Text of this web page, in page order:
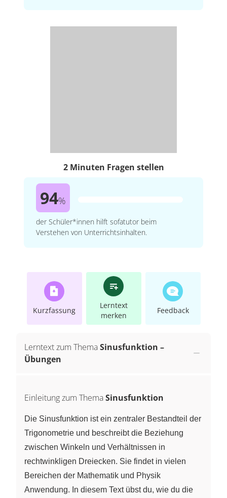
2 Minuten Fragen stellen
94%
der Schüler*innen hilft sofatutor beim
Verstehen von Unterrichtsinhalten.
Kurzfassung
Lerntext
merken
Feedback
Lerntext zum ThemaSinusfunktion –
Übungen
Einleitung zum ThemaSinusfunktion
Die Sinusfunktion ist ein zentraler Bestandteil der
Trigonometrie und beschreibt die Beziehung
zwischen Winkeln und Verhältnissen in
rechtwinkligen Dreiecken. Sie findet in vielen
Bereichen der Mathematik und Physik
Anwendung. In diesem Text übst du, wie du die